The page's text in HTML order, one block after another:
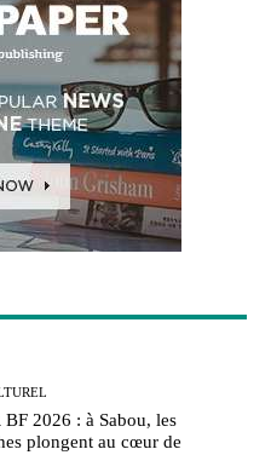
BF 2026 : à Sabou, les
plongent au cœur de